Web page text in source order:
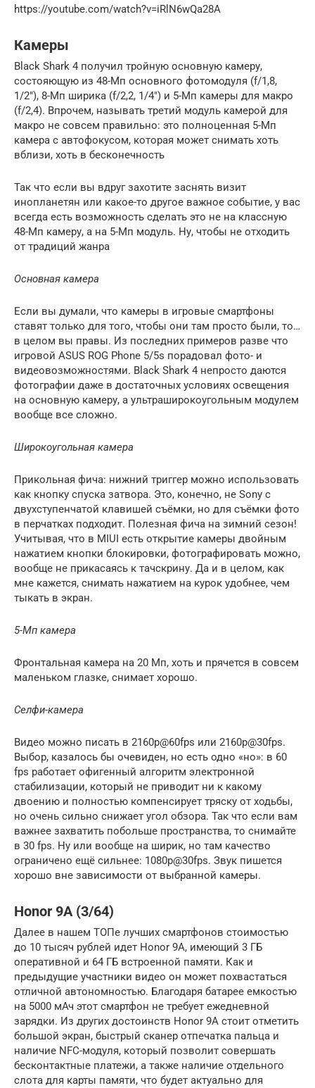
https://youtube.com/watch?v=iRlN6wQa28A
Камеры
Black Shark 4 получил тройную основную камеру,
состояющую из 48-Мп основного фотомодуля (f/1,8,
1/2″), 8-Мп ширика (f/2,2, 1/4″) и 5-Мп камеры для макро
(f/2,4). Впрочем, называть третий модуль камерой для
макро не совсем правильно: это полноценная 5-Мп
камера с автофокусом, которая может снимать хоть
вблизи, хоть в бесконечность
Так что если вы вдруг захотите заснять визит
инопланетян или какое-то другое важное событие, у вас
всегда есть возможность сделать это не на классную
48-Мп камеру, а на 5-Мп модуль. Ну, чтобы не отходить
от традиций жанра
Основная камера
Если вы думали, что камеры в игровые смартфоны
ставят только для того, чтобы они там просто были, то…
в целом вы правы. Из последних примеров разве что
игровой ASUS ROG Phone 5/5s порадовал фото- и
видеовозможностями. Black Shark 4 непросто даются
фотографии даже в достаточных условиях освещения
на основную камеру, а ультраширокоугольным модулем
вообще все сложно.
Широкоугольная камера
Прикольная фича: нижний триггер можно использовать
как кнопку спуска затвора. Это, конечно, не Sony с
двухступенчатой клавишей съёмки, но для съёмки фото
в перчатках подходит. Полезная фича на зимний сезон!
Учитывая, что в MIUI есть открытие камеры двойным
нажатием кнопки блокировки, фотографировать можно,
вообще не прикасаясь к тачскрину. Да и в целом, как
мне кажется, снимать нажатием на курок удобнее, чем
тыкать в экран.
5-Мп камера
Фронтальная камера на 20 Мп, хоть и прячется в совсем
маленьком глазке, снимает хорошо.
Селфи-камера
Видео можно писать в 2160p@60fps или 2160p@30fps.
Выбор, казалось бы очевиден, но есть одно «но»: в 60
fps работает офигенный алгоритм электронной
стабилизации, который не приводит ни к какому
двоению и полностью компенсирует тряску от ходьбы,
но очень сильно снижает угол обзора. Так что если вам
важнее захватить побольше пространства, то снимайте
в 30 fps. Ну или вообще на ширик, но там качество
ограничено ещё сильнее: 1080p@30fps. Звук пишется
хорошо вне зависимости от выбранной камеры.
Honor 9A (3/64)
Далее в нашем ТОПе лучших смартфонов стоимостью
до 10 тысяч рублей идет Honor 9A, имеющий 3 ГБ
оперативной и 64 ГБ встроенной памяти. Как и
предыдущие участники видео он может похвастаться
отличной автономностью. Благодаря батарее емкостью
на 5000 мАч этот смартфон не требует ежедневной
зарядки. Из других достоинств Honor 9A стоит отметить
большой экран, быстрый сканер отпечатка пальца и
наличие NFC-модуля, который позволит совершать
бесконтактные платежи, а также наличие отдельного
слота для карты памяти, что будет актуально для